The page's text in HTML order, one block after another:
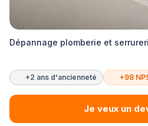
Dépannage plomberie et
+2 ans d'ancienneté +98
Je veux un